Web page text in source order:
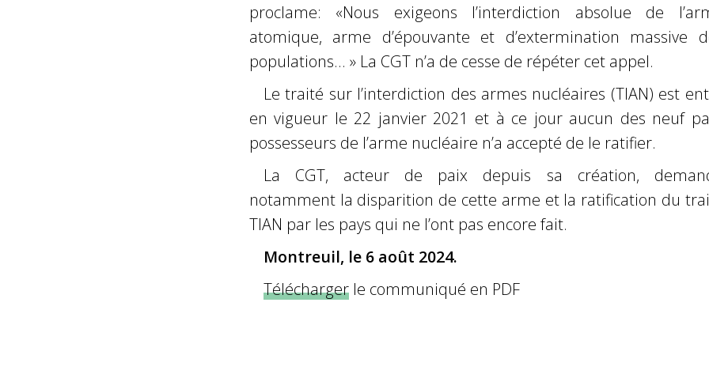
proclame: «Nous exigeons l’interdiction absolue de
atomique, arme d’épouvante et d’extermination massive
populations… » La CGT n’a de cesse de répéter cet appel.
Le traité sur l’interdiction des armes nucléaires (TIAN) est
en vigueur le 22 janvier 2021 et à ce jour aucun des neuf
possesseurs de l’arme nucléaire n’a accepté de le ratifier.
La CGT, acteur de paix depuis sa création,
notamment la disparition de cette arme et la ratification du
TIAN par les pays qui ne l’ont pas encore fait.
Montreuil, le 6 août 2024.
Téléchargerle communiqué en PDF